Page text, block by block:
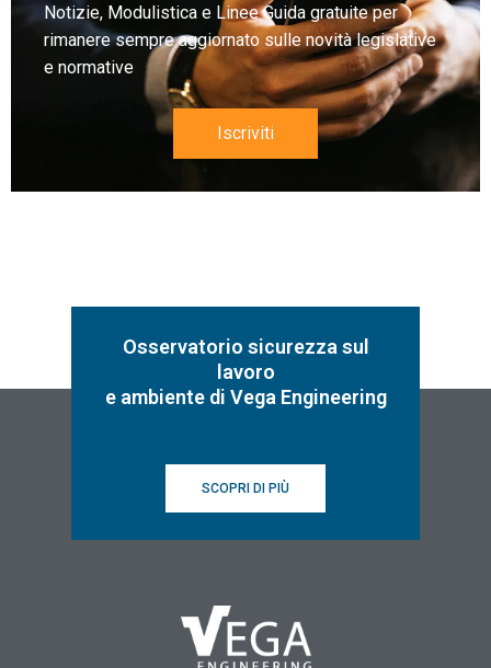
Notizie, Modulistica e Linee Guida gratuite per
rimanere sempre aggiornato sulle novità legislative
e normative
Iscriviti
Osservatorio sicurezza sul
lavoro
e ambiente di Vega Engineering
SCOPRI DI PIÙ